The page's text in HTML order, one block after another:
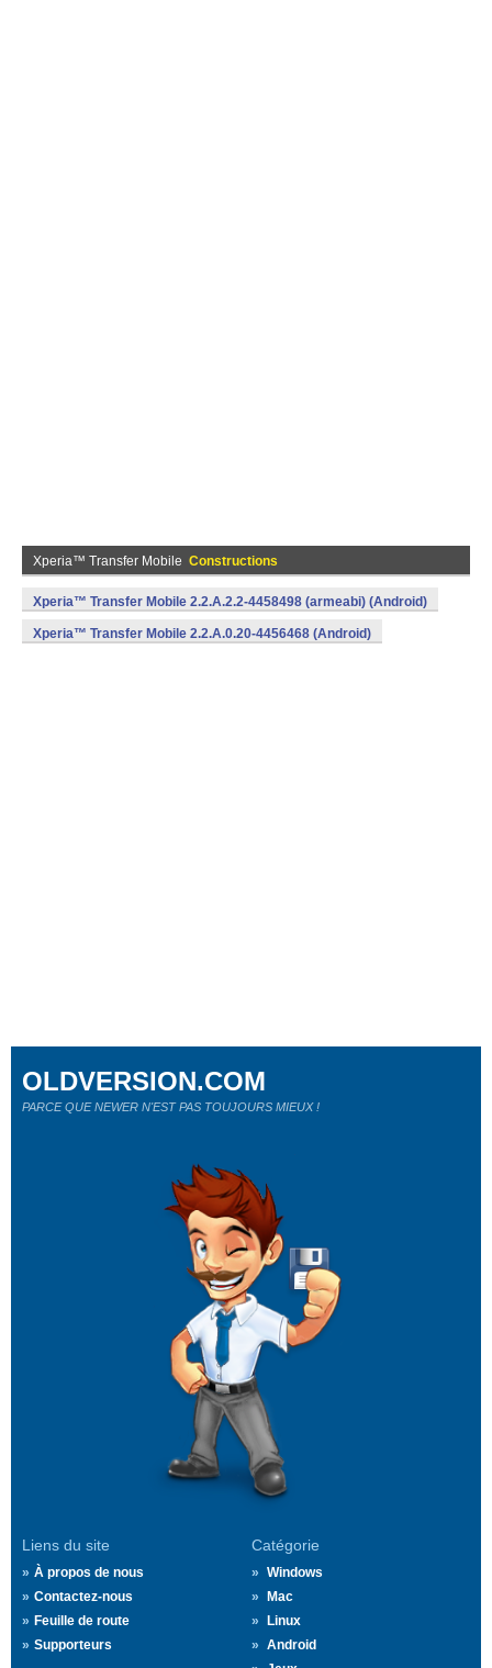
Xperia™ Transfer Mobile Constructions
Xperia™ Transfer Mobile 2.2.A.2.2-4458498 (armeabi) (Android)
Xperia™ Transfer Mobile 2.2.A.0.20-4456468 (Android)
Liens du site
À propos de nous
Contactez-nous
Feuille de route
Supporteurs
Catégorie
Windows
Mac
Linux
Android
OLDVERSION.COM
PARCE QUE NEWER N'EST PAS TOUJOURS MIEUX !